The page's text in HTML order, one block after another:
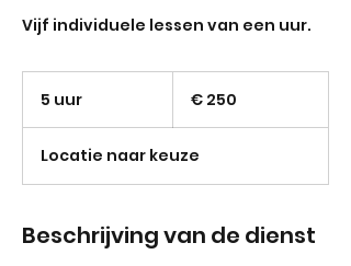
Vijf individuele lessen van een uur.
5 uur
r
€ 250
Locatie naar keuze
Beschrijving van de dienst